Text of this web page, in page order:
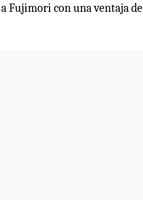
Fujimori con una ventaja de